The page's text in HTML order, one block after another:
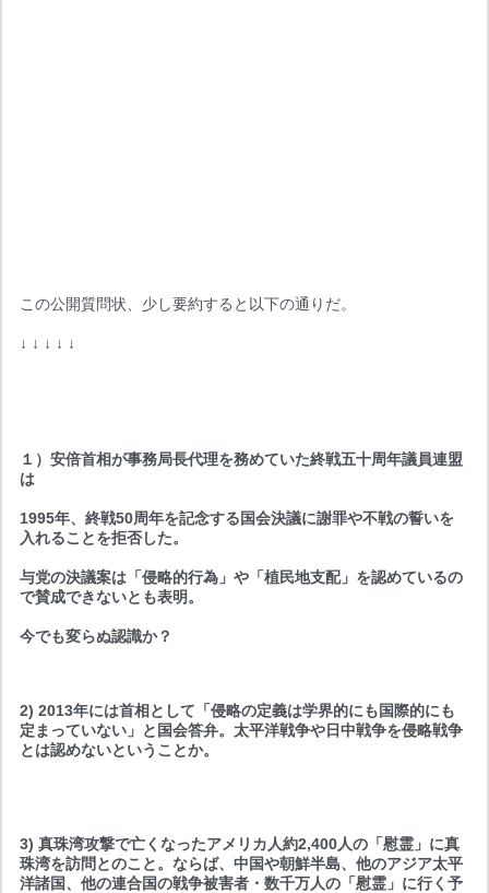
この公開質問状、少し要約すると以下の通りだ。
↓ ↓ ↓ ↓ ↓
１）安倍首相が事務局長代理を務めていた終戦五十周年議員連盟
は
1995年、終戦50周年を記念する国会決議に謝罪や不戦の誓いを
入れることを拒否した。
与党の決議案は「侵略的行為」や「植民地支配」を認めているの
で賛成できないとも表明。
今でも変らぬ認識か？
2) 2013年には首相として「侵略の定義は学界的にも国際的にも
定まっていない」と国会答弁。太平洋戦争や日中戦争を侵略戦争
とは認めないということか。
3) 真珠湾攻撃で亡くなったアメリカ人約2,400人の「慰霊」に真
珠湾を訪問とのこと。ならば、中国や朝鮮半島、他のアジア太平
洋諸国、他の連合国の戦争被害者・数千万人の「慰霊」に行く予